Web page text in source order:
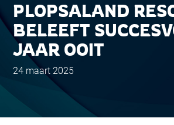
PLOPSALAND
BELEEFT
JAAR OOIT
24 maart 2025